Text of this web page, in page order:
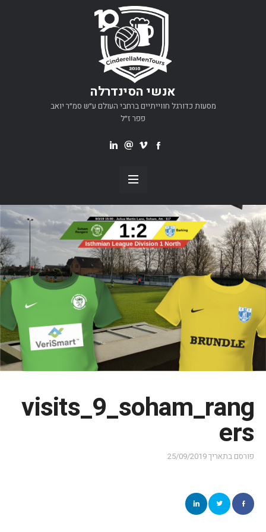
אנשי הסינדרלה
מסעות כדורגל חווייתיים ברחבי העולם ע״ש סמ״ר יואב
פפר ז״ל
visits_9_soham_rang
ers
פורסם בתאריך25/09/2019